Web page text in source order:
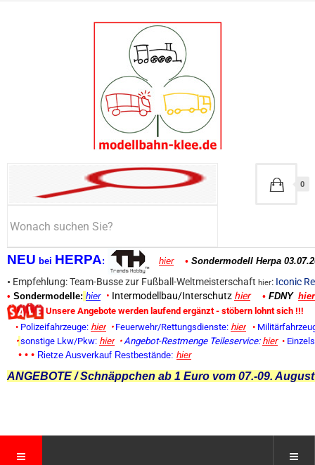
NEU bei HERPA: hier • Sondermodell Herpa
• Empfehlung: Team-Busse zur Fußball-Weltmeisterschaft hier: Iconic
• Sondermodelle: hier • Intermodellbau/Interschutz hier • FDNY hier
Unsere Angebote werden laufend ergänzt - stöbern lohnt sich !!!
• Polizeifahrzeuge: hier • Feuerwehr/Rettungsdienste: hier •
• sonstige Lkw/Pkw: hier • Angebot-Restmenge Teileservice: hier •
• • • Rietze Ausverkauf Restbestände: hier
ANGEBOTE / Schnäppchen ab 1 Euro vom 07.-09.
0